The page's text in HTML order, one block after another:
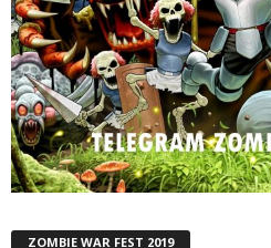
ZOMBIE WAR FEST 2019